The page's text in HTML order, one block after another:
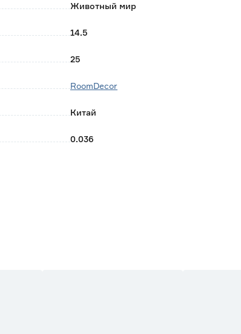
Животный мир
14.5
25
RoomDecor
Китай
0.036